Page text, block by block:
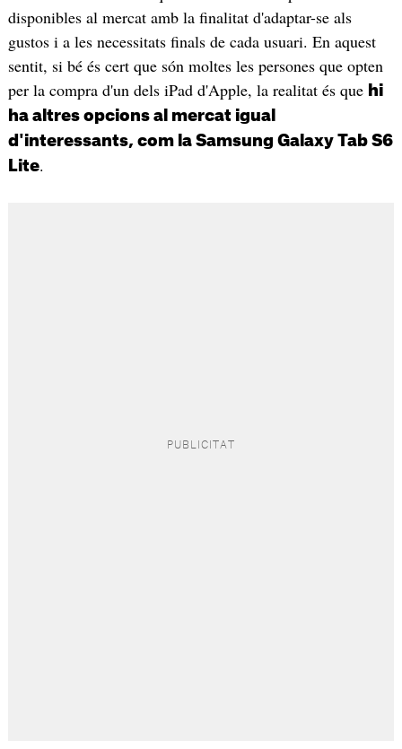
disponibles al mercat amb la finalitat d'adaptar-se als
gustos i a les necessitats finals de cada usuari. En aquest
sentit, si bé és cert que són moltes les persones que opten
per la compra d'un dels iPad d'Apple, la realitat és que hi
ha altres opcions al mercat igual
d'interessants, com la Samsung Galaxy Tab S6
Lite.